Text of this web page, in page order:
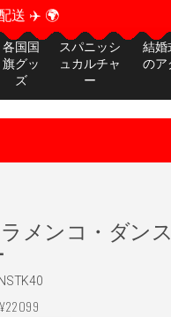
送 ✈️ 🌍
各国国
旗グッ
ズ
スパニッシ
ュカルチャ
ー
結婚
のア
メンコ・ダン
¥22099